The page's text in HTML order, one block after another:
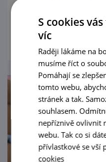
S cookies
víc
Raději lákáme na
musíme říct o
Pomáhají se
tomto webu,
stránek a tak.
souhlasem.
nepříznivě ovlivnit
webu. Tak co si
přívlastkové se vší
cookies